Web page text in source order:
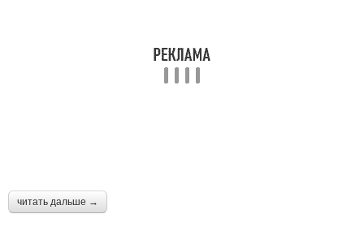
читать дальше →